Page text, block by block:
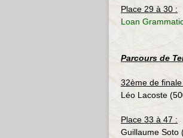
Place 29 à 30 :
Loan
Parcours de
32ème de finale
Léo Lacoste
Place 33 à 47 :
Guillaume Soto